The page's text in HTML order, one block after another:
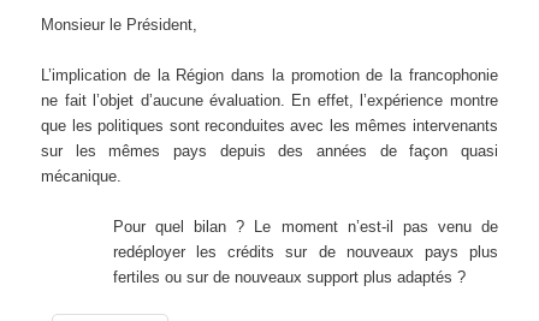
Monsieur le Président,
L’implication de la Région dans la promotion de la francophonie
ne fait l’objet d’aucune évaluation. En effet, l’expérience montre
que les politiques sont reconduites avec les mêmes intervenants
sur les mêmes pays depuis des années de façon quasi
mécanique.
Pour quel bilan ? Le moment n’est-il pas venu de
redéployer les crédits sur de nouveaux pays plus
fertiles ou sur de nouveaux support plus adaptés ?